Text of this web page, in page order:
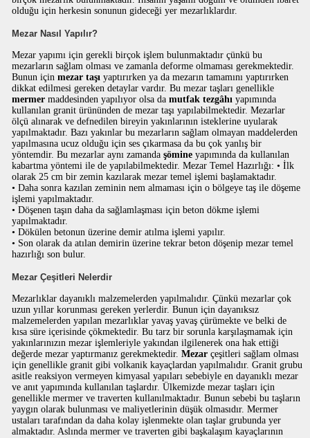
olduğu için herkesin sonunun gideceği yer mezarlıklardır.
Mezar Nasıl Yapılır?
Mezar yapımı için gerekli birçok işlem bulunmaktadır çünkü bu
mezarların sağlam olması ve zamanla deforme olmaması gerekmektedir.
Bunun içinmezar taşı yaptırırken ya da mezarın tamamını yaptırırken
dikkat edilmesi gereken detaylar vardır. Bu mezar taşları genellikle
mermer maddesinden yapılıyor olsa damutfak tezgâhı yapımında
kullanılan granit ürününden de mezar taşı yapılabilmektedir. Mezarlar
ölçü alınarak ve defnedilen bireyin yakınlarının isteklerine uyularak
yapılmaktadır. Bazı yakınlar bu mezarların sağlam olmayan maddelerden
yapılmasına ucuz olduğu için ses çıkarmasa da bu çok yanlış bir
yöntemdir. Bu mezarlar aynı zamandaşömine yapımında da kullanılan
kabartma yöntemi ile de yapılabilmektedir. Mezar Temel Hazırlığı: • İlk
olarak 25 cm bir zemin kazılarak mezar temel işlemi başlamaktadır.
• Daha sonra kazılan zeminin nem almaması için o bölgeye taş ile döşeme
işlemi yapılmaktadır.
• Döşenen taşın daha da sağlamlaşması için beton dökme işlemi
yapılmaktadır.
• Dökülen betonun üzerine demir atılma işlemi yapılır.
• Son olarak da atılan demirin üzerine tekrar beton döşenip mezar temel
hazırlığı son bulur.
Mezar Çeşitleri Nelerdir
Mezarlıklar dayanıklı malzemelerden yapılmalıdır. Çünkü mezarlar çok
uzun yıllar korunması gereken yerlerdir. Bunun için dayanıksız
malzemelerden yapılan mezarlıklar yavaş yavaş çürümekte ve belki de
kısa süre içerisinde çökmektedir. Bu tarz bir sorunla karşılaşmamak için
yakınlarınızın mezar işlemleriyle yakından ilgilenerek ona hak ettiği
değerde mezar yaptırmanız gerekmektedir.Mezar çeşitleri sağlam olması
için genellikle granit gibi volkanik kayaçlardan yapılmalıdır. Granit grubu
asitle reaksiyon vermeyen kimyasal yapıları sebebiyle en dayanıklı mezar
ve anıt yapımında kullanılan taşlardır. Ülkemizde mezar taşları için
genellikle mermer ve traverten kullanılmaktadır. Bunun sebebi bu taşların
yaygın olarak bulunması ve maliyetlerinin düşük olmasıdır. Mermer
ustaları tarafından da daha kolay işlenmekte olan taşlar grubunda yer
almaktadır. Aslında mermer ve traverten gibi başkalaşım kayaçlarının